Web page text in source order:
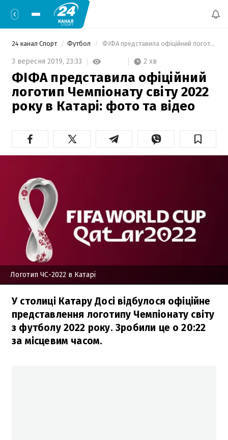
24 канал Спорт Футбол ФІФА представила офіційний логотип Чемпіонату світу 2022 року в Катарі: фото та відео
3 вересня 2019, 23:33 2 хв
ФІФА представила офіційний
логотип Чемпіонату світу 2022
року в Катарі: фото та відео
Логотип ЧС-2022 в Катарі
У столиці Катару Досі відбулося офіційне
представлення логотипу Чемпіонату світу
з футболу 2022 року. Зробили це о 20:22
за місцевим часом.